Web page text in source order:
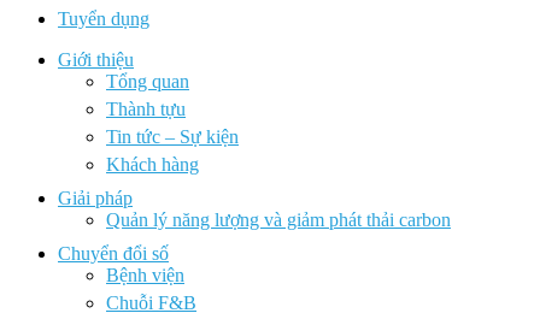
Tuyển dụng
Giới thiệu
Tổng quan
Thành tựu
Tin tức – Sự kiện
Khách hàng
Giải pháp
Quản lý năng lượng và giảm phát thải carbon
Chuyển đổi số
Bệnh viện
Chuỗi F&B